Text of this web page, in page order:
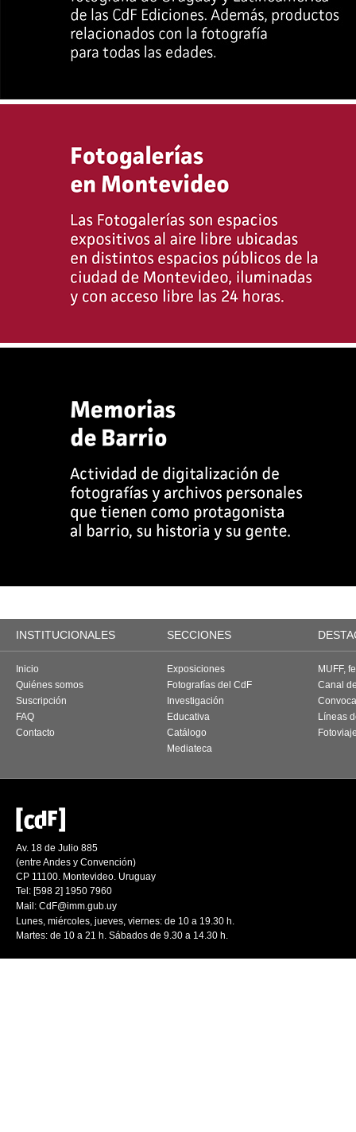
INSTITUCIONALES SECCIONES
Inicio
Quiénes somos
Suscripción
FAQ
Contacto
Exposiciones
Fotografías del CdF
Investigación
Educativa
Catálogo
Mediateca
MUFF,
Canal
Líneas
Av. 18 de Julio 885
(entre Andes y Convención)
CP 11100. Montevideo. Uruguay
Tel: [598 2] 1950 7960
Mail: CdF@imm.gub.uy
Lunes, miércoles, jueves, viernes: de 10 a 19.30 h.
Martes: de 10 a 21 h. Sábados de 9.30 a 14.30 h.